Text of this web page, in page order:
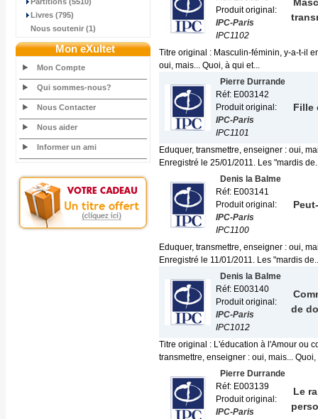
Livres (795)
Nous soutenir (1)
Mon eXultet
Mon Compte
Qui sommes-nous?
Nous Contacter
Nous aider
Informer un ami
Produit original:
IPC-Paris
IPC1102
Titre original : Masculin-féminin, y-a-t-il
oui, mais... Quoi, à qui et...
Pierre Durrande
Réf: E003142
Produit original:
IPC-Paris
IPC1101
Fille
Eduquer, transmettre, enseigner : oui,
Enregistré le 25/01/2011. Les "mardis
Denis la Balme
Réf: E003141
Produit original:
IPC-Paris
IPC1100
Eduquer, transmettre, enseigner : oui,
Enregistré le 11/01/2011. Les "mardis
Denis la Balme
Réf: E003140
Produit original:
IPC-Paris
IPC1012
de
Titre original : L'éducation à l'Amour ou
transmettre, enseigner : oui, mais... Quoi,
Pierre Durrande
Réf: E003139
Produit original:
IPC-Paris
Le